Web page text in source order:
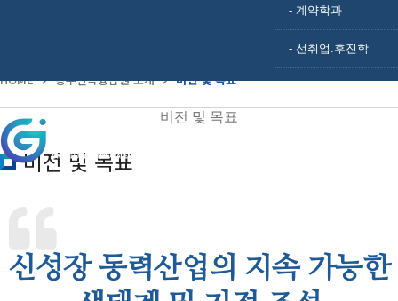
- 계약학과
- 선취업.후진학
HOME 광주산학융합원 소개 비전 및 목표
비전 및 목표
비전 및 목표
신성장 동력산업의 지속 가능한